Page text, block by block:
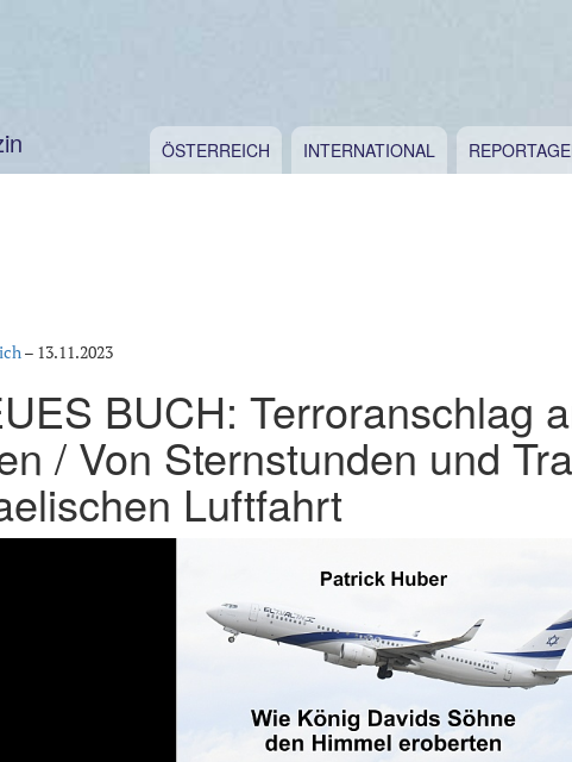
ÖSTERREICH INTERNATIONAL
– 13.11.2023
BUCH: Terroranschlag
/ Von Sternstunden und
Luftfahrt